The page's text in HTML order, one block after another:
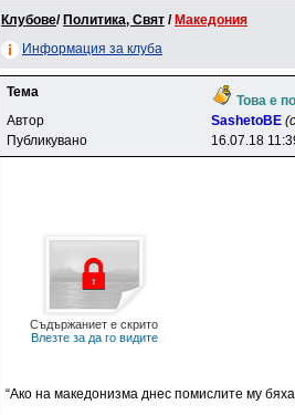
Клубове/ Политика, Свят / Македония
Информация за клуба
Тема
Това е
Автор
SashetoBE
Публикувано
16.07.18
Съдържаниет е скрито
Влезте за да го видите
“Ако на македонизма днес помислите му бяха